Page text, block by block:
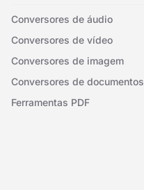
Conversores de áudio
Conversores de vídeo
Conversores de imagem
Conversores de documentos
Ferramentas PDF